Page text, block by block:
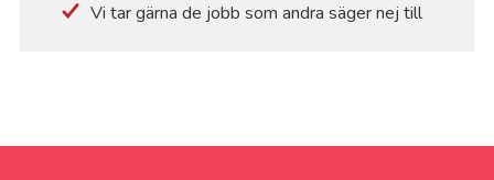
Vi tar gärna de jobb som andra säger nej till